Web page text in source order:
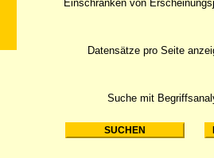
Suche mit
Einschränken von
Datensätze pro Seite